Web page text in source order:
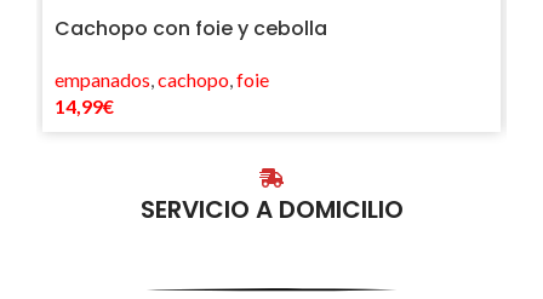
Cachopo con foie y cebolla
empanados,cachopo,foie
14,99€
SERVICIO A DOMICILIO